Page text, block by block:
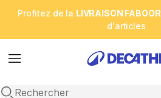
Profitez de la LIVRAISON FABOOR
d'articles
Menu
Open search